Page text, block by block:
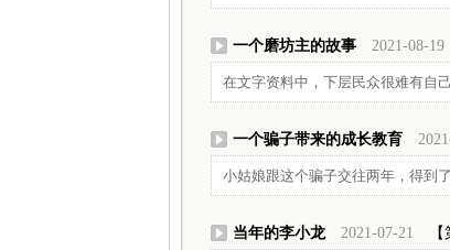
一个磨坊主的故事 2021-08-19
在文字资料中，下层民众很难有自
一个骗子带来的成长教育
小姑娘跟这个骗子交往两年，得到
当年的李小龙 2021-07-21